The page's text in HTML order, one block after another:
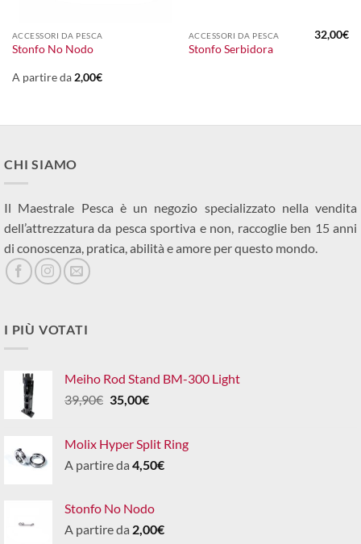
ACCESSORI DA PESCA
Stonfo No Nodo
A partire da2,00€
ACCESSORI DA PESCA
Stonfo Serbidora
32,00€
CHI SIAMO
Il Maestrale Pesca è un negozio specializzato nella vendita
dell’attrezzatura da pesca sportiva e non, raccoglie ben 15 anni
di conoscenza, pratica, abilità e amore per questo mondo.
I PIÙ VOTATI
Meiho Rod Stand BM-300 Light
39,90€ Il
era:
39,90€.
35,00€Il
è:
35,00€.
Molix Hyper Split Ring
A partire da 4,50€
Stonfo No Nodo
A partire da 2,00€